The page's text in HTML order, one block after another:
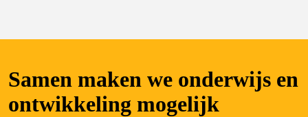
Samen maken we onderwijs en
ontwikkeling mogelijk